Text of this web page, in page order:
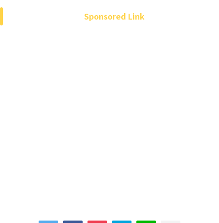
Sponsored Link